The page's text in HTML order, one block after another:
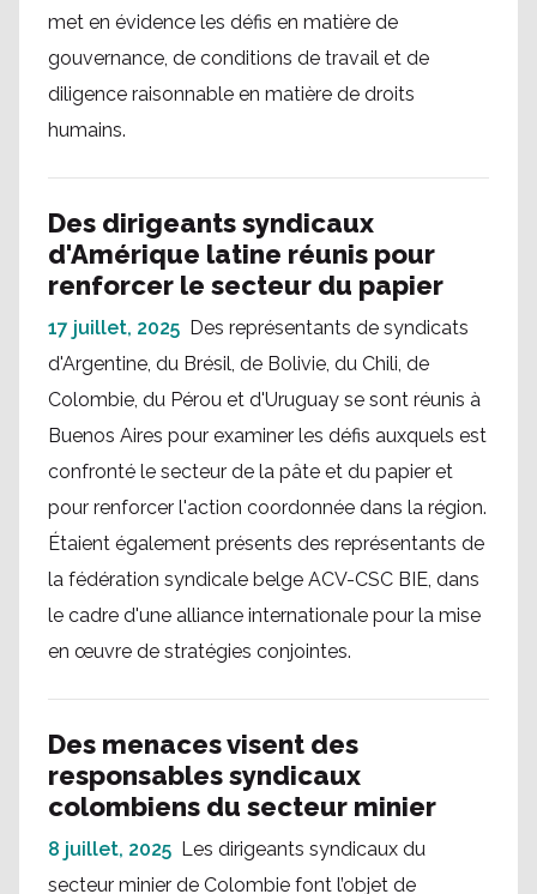
met en évidence les défis en matière de
gouvernance, de conditions de travail et de
diligence raisonnable en matière de droits
humains.
Des dirigeants syndicaux
d'Amérique latine réunis pour
renforcer le secteur du papier
17 juillet, 2025 Des représentants de syndicats
d'Argentine, du Brésil, de Bolivie, du Chili, de
Colombie, du Pérou et d'Uruguay se sont réunis à
Buenos Aires pour examiner les défis auxquels est
confronté le secteur de la pâte et du papier et
pour renforcer l'action coordonnée dans la région.
Étaient également présents des représentants de
la fédération syndicale belge ACV-CSC BIE, dans
le cadre d'une alliance internationale pour la mise
en œuvre de stratégies conjointes.
Des menaces visent des
responsables syndicaux
colombiens du secteur minier
8 juillet, 2025 Les dirigeants syndicaux du
secteur minier de Colombie font l’objet de